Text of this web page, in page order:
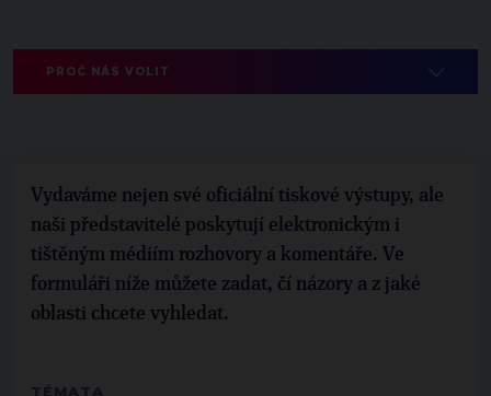
PROČ NÁS VOLIT
Vydaváme nejen své oficiální tiskové výstupy, ale
naši představitelé poskytují elektronickým i
tištěným médiím rozhovory a komentáře. Ve
formuláři níže můžete zadat, čí názory a z jaké
oblasti chcete vyhledat.
TÉMATA